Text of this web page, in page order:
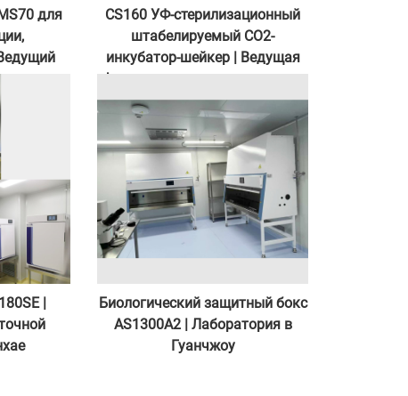
для
CS160 УФ-стерилизационный
штабелируемый CO2-
инкубатор-шейкер | Ведущая
фармацевтическая компания
по производству антител в
Шанхае
|
Биологический защитный бокс
AS1300A2 | Лаборатория в
Гуанчжоу